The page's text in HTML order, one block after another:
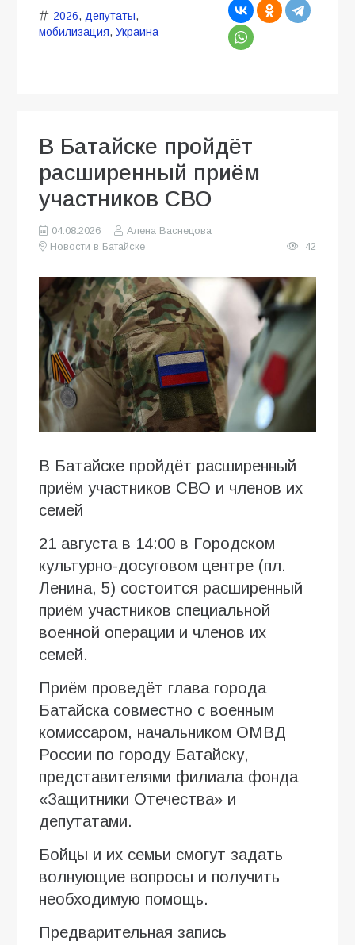
2026, депутаты,
мобилизация, Украина
В Батайске пройдёт
расширенный приём
участников СВО
04.08.2026
Алена Васнецова
Новости в Батайске
42
В Батайске пройдёт расширенный
приём участников СВО и членов их
семей
21 августа в 14:00 в Городском
культурно-досуговом центре (пл.
Ленина, 5) состоится расширенный
приём участников специальной
военной операции и членов их
семей.
Приём проведёт глава города
Батайска совместно с военным
комиссаром, начальником ОМВД
России по городу Батайску,
представителями филиала фонда
«Защитники Отечества» и
депутатами.
Бойцы и их семьи смогут задать
волнующие вопросы и получить
необходимую помощь.
Предварительная запись